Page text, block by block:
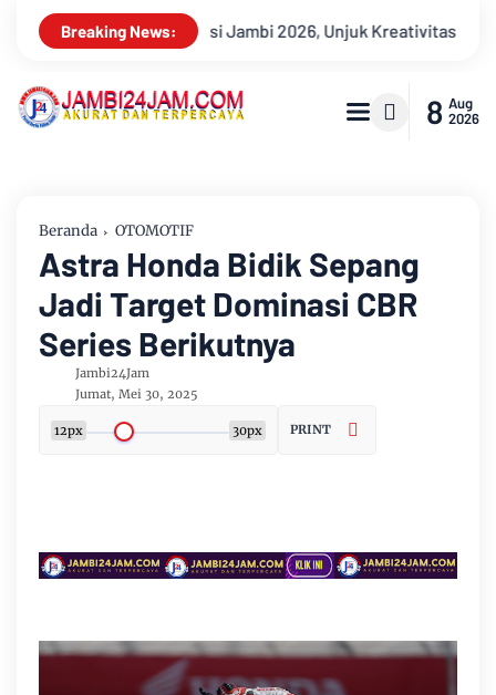
Breaking News:
Kreativitas di Taman Banjuran Budayo, Spontaneus Band
8 Aug
2026
Beranda OTOMOTIF
Astra Honda Bidik Sepang
Jadi Target Dominasi CBR
Series Berikutnya
Jambi24Jam
Jumat, Mei 30, 2025
12px 30px PRINT